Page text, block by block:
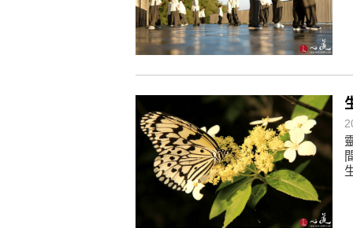
不要看小小的慈悲，它是無盡的
禪修，讓思緒單純，讓靈性清楚
懂得消化煩惱，便能讓生活自在
負面是惡業，消極是惡業，悲觀
生命是不斷流動地，安靜下來，
不執著、不妄想，當下即圓滿。